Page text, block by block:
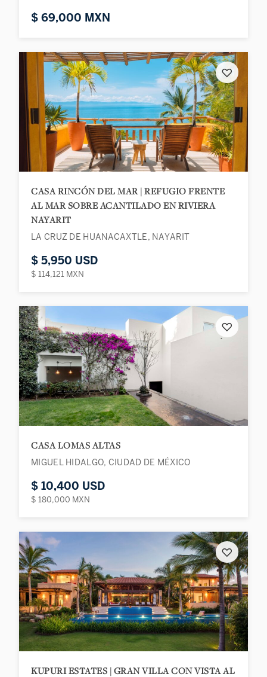
$ 69,000 MXN
♡
CASA RINCÓN DEL MAR | REFUGIO FRENTE
AL MAR SOBRE ACANTILADO EN RIVIERA
NAYARIT
LA CRUZ DE HUANACAXTLE, NAYARIT
$ 5,950 USD
$ 114,121 MXN
♡
CASA LOMAS ALTAS
MIGUEL HIDALGO, CIUDAD DE MÉXICO
$ 10,400 USD
$ 180,000 MXN
♡
KUPURI ESTATES | GRAN VILLA CON VISTA AL